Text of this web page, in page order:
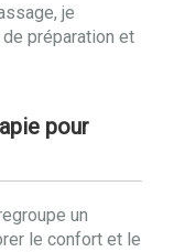
je
préparation et
pour
un
le confort et le